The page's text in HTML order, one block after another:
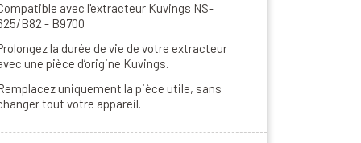
avec l'extracteur Kuvings NS-
B82 - B9700
la durée de vie de votre extracteur
une pièce d’origine Kuvings.
uniquement la pièce utile, sans
tout votre appareil.